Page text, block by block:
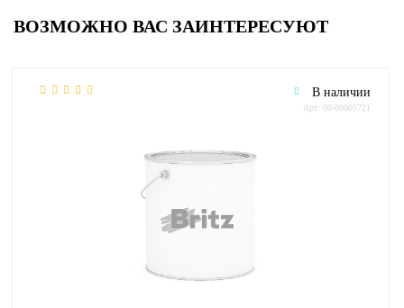
ВОЗМОЖНО ВАС ЗАИНТЕРЕСУЮТ
В наличии
Арт: 00-00005721